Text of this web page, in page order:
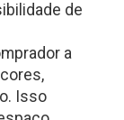
de
a
Isso